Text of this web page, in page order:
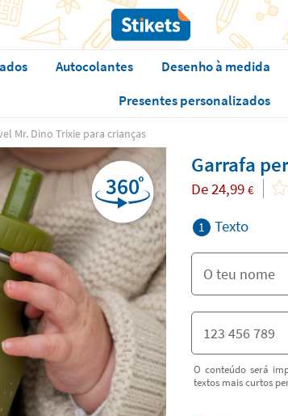
Autocolantes Desenho à medida
Presentes personalizados
Mr. Dino Trixie para crianças
Garrafa
De24,99 €
1 Texto
O conteúdo será
textos mais curtos